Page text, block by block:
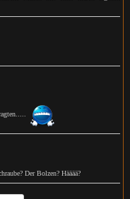
Der Bolzen? Hääää?